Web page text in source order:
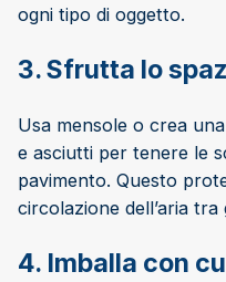
ogni tipo di oggetto.
3. Sfrutta lo
Usa mensole o crea
e asciutti per tenere le
pavimento. Questo
circolazione dell’aria tra
4. Imballa con